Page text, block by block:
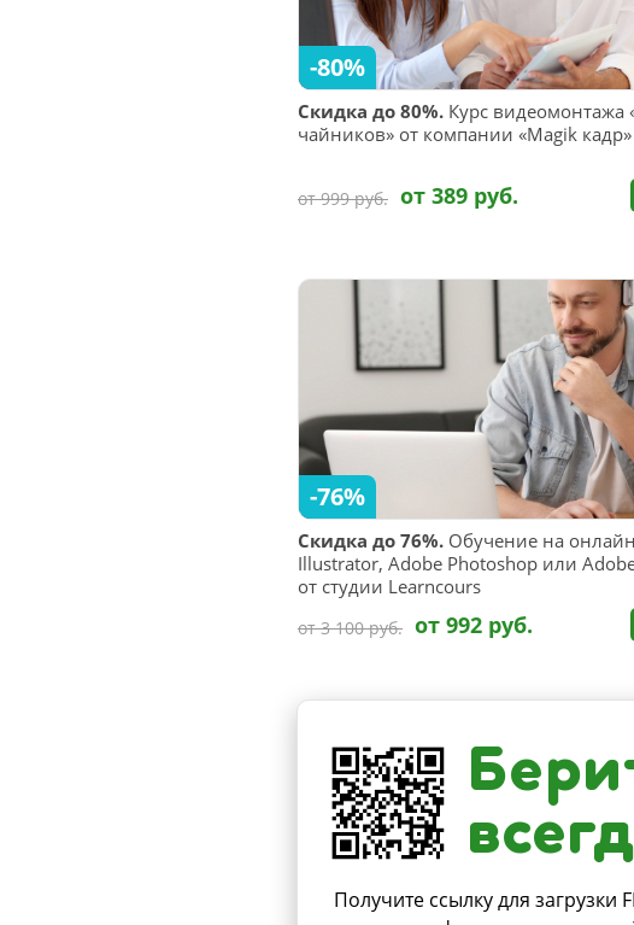
Скидка до 80%. Курс видеомонтажа
чайников» от компании «Magik кадр»
-80%
от 999 руб. от 389 руб.
Скидка до 76%. Обучение на
Illustrator, Adobe Photoshop или
от студии Learncours
-76%
от 3 100 руб. от 992 руб.
Получите ссылку для загрузки